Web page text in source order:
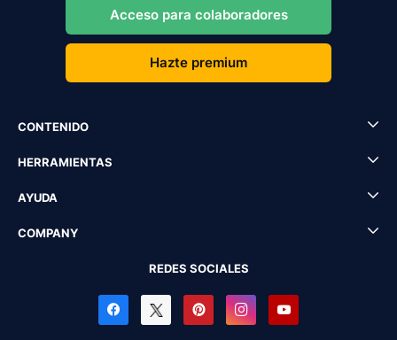
Acceso para colaboradores
Hazte premium
CONTENIDO
HERRAMIENTAS
AYUDA
COMPANY
REDES SOCIALES